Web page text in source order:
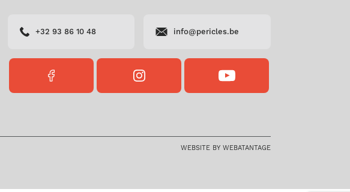
+32 93 86 10 48 info@pericles.be
FACEBOOK
INSTAGRAM
YOUTUBE
WEBSITE BY WEBATANTAGE